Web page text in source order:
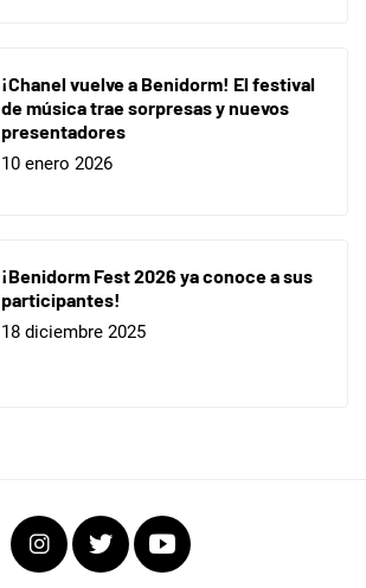
¡Chanel vuelve a Benidorm! El festival
de música trae sorpresas y nuevos
presentadores
10 enero 2026
¡Benidorm Fest 2026 ya conoce a sus
participantes!
18 diciembre 2025
InstagramTwitterYoutube